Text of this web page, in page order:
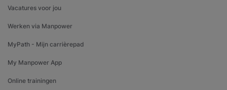
Vacatures voor jou
Werken via Manpower
MyPath - Mijn carrièrepad
My Manpower App
Online trainingen